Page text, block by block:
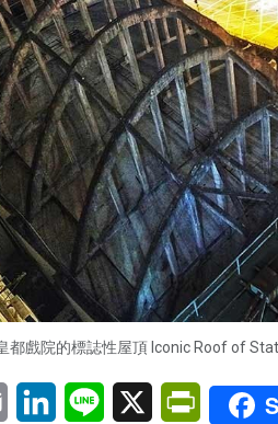
都戲院的標誌性屋頂 Iconic Roof of
Email LinkedInLine X